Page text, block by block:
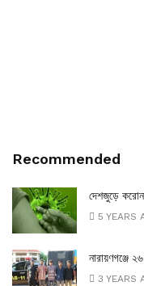
Recommended
দেশজুড়ে
5 YEARS
নারায়ণগঞ্জে
3 YEARS